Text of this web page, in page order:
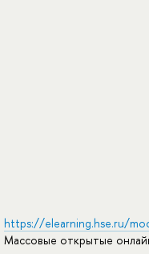
https://elearning.hse.ru/
Массовые открытые